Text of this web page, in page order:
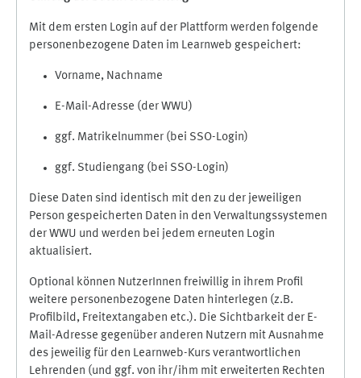
Mit dem ersten Login auf der Plattform werden folgende
personenbezogene Daten im Learnweb gespeichert:
Vorname, Nachname
E-Mail-Adresse (der WWU)
ggf. Matrikelnummer (bei SSO-Login)
ggf. Studiengang (bei SSO-Login)
Diese Daten sind identisch mit den zu der jeweiligen
Person gespeicherten Daten in den Verwaltungssystemen
der WWU und werden bei jedem erneuten Login
aktualisiert.
Optional können NutzerInnen freiwillig in ihrem Profil
weitere personenbezogene Daten hinterlegen (z.B.
Profilbild, Freitextangaben etc.). Die Sichtbarkeit der E-
Mail-Adresse gegenüber anderen Nutzern mit Ausnahme
des jeweilig für den Learnweb-Kurs verantwortlichen
Lehrenden (und ggf. von ihr/ihm mit erweiterten Rechten